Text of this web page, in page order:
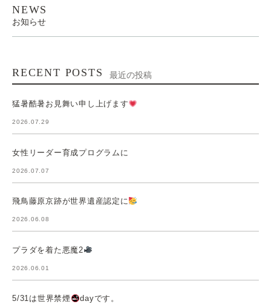
NEWS
お知らせ
RECENT POSTS 最近の投稿
猛暑酷暑お見舞い申し上げます
2026.07.29
女性リーダー育成プログラムに
2026.07.07
飛鳥藤原京跡が世界遺産認定に
2026.06.08
プラダを着た悪魔2
2026.06.01
5/31は世界禁煙 dayです。